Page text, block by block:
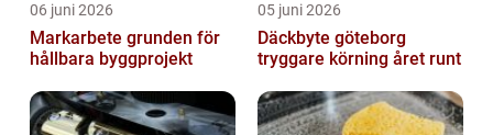
06 juni 2026
Markarbete grunden för
hållbara byggprojekt
05 juni 2026
Däckbyte göteborg
tryggare körning året runt